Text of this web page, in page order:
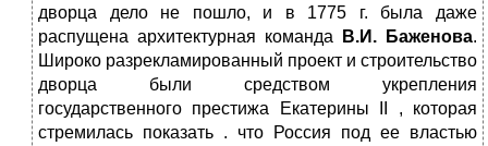
дворца дело не пошло, и в 1775 г. была даже
распущена архитектурная команда
В.И. Баженова.
Широко разрекламированный проект и строительство
дворца были средством укрепления
государственного престижа Екатерины II , которая
стремилась показать . что Россия под ее властью